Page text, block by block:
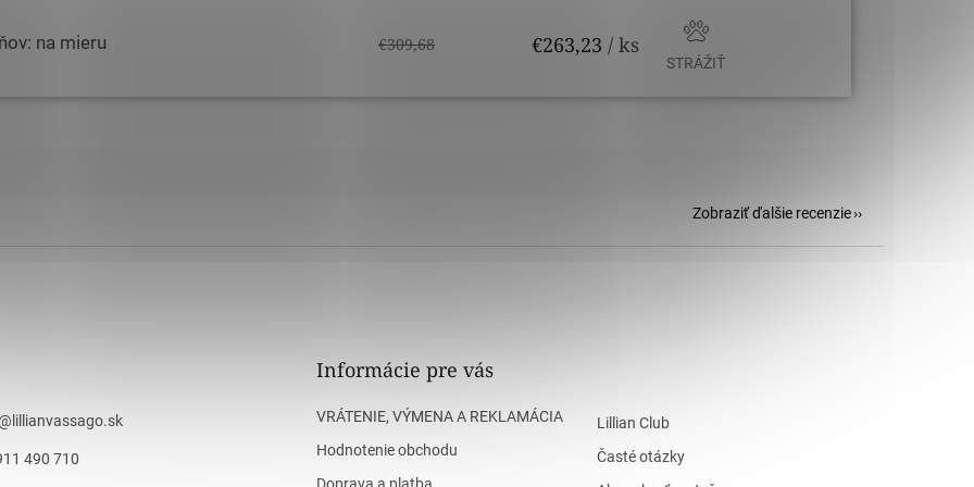
na mieru €309,68 €263,23 / ks
STRÁŽIŤ
Zobraziť ďalšie recenzie
lillianvassago.sk
490 710
Informácie pre vás
VRÁTENIE, VÝMENA A REKLAMÁCIA
Hodnotenie obchodu
Lillian Club
Časté otázky